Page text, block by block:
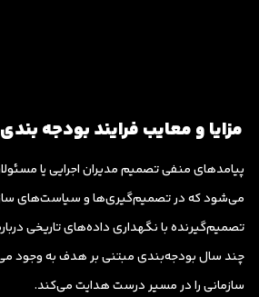
مزایا و معایب فرایند بودجه بندی
پیامدهای منفی تصمیم مدیران اجرایی یا
می‌شود که در تصمیم‌گیری‌ها و سیاست‌های
تصمیم‌گیرنده با نگهداری داده‌های تاریخی
چند سال بودجه‌بندی مبتنی بر هدف به وجود
سازمانی را در مسیر درست هدایت می‌کند.